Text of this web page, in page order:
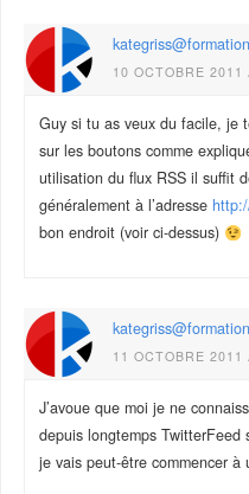
10 OCTOBRE
Guy si tu as veux du facile, je
sur les boutons comme
utilisation du flux RSS il suffit
généralement à l’adresse
bon endroit (voir ci-dessus)
11 OCTOBRE 2011
J’avoue que moi je ne
depuis longtemps TwitterFeed
je vais peut-être commencer